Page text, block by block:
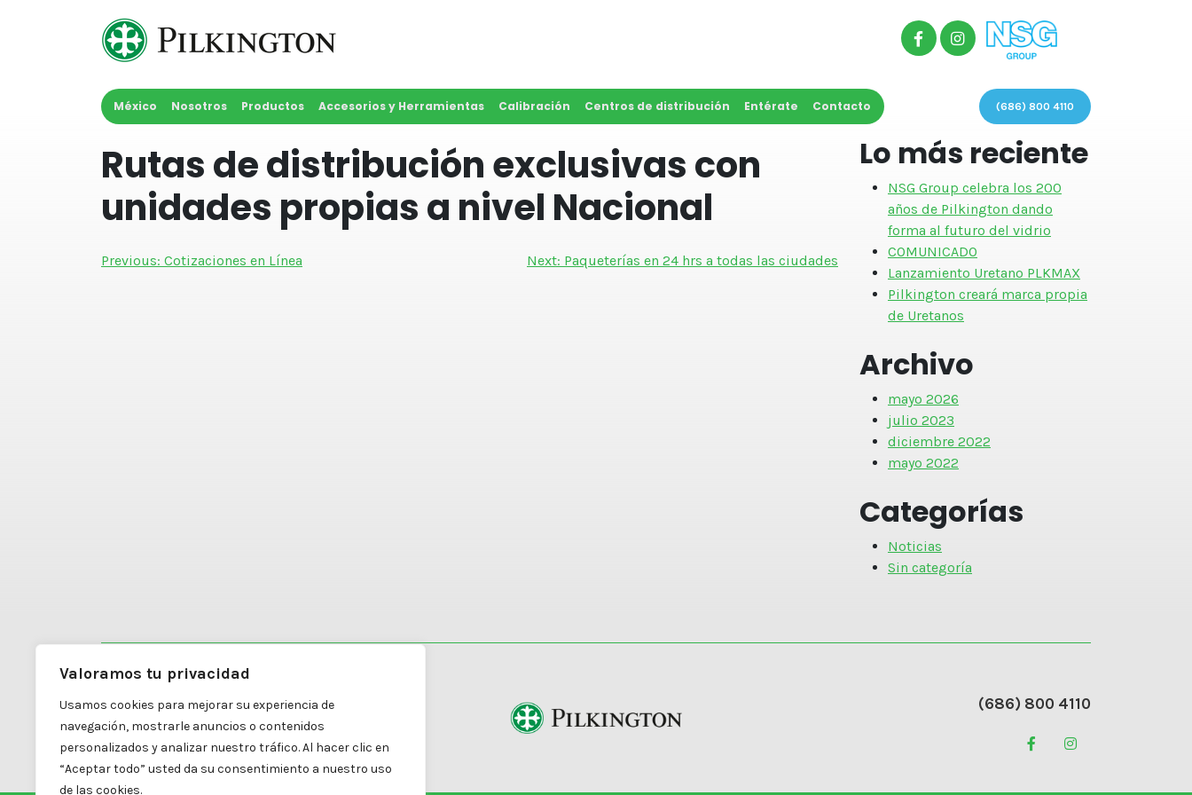
Valoramos tu privacidad
Usamos cookies para mejorar su experiencia de
navegación, mostrarle anuncios o contenidos
personalizados y analizar nuestro tráfico. Al hacer clic en
“Aceptar todo” usted da su consentimiento a nuestro uso
de las cookies.
México Nosotros Productos Accesorios y Herramientas Calibración Centros de distribución Entérate Contacto (686) 800 4110
Rutas de distribución exclusivas con
unidades propias a nivel Nacional
Navegación
Previous: Cotizaciones en Línea Next: Paqueterías en 24 hrs a todas las ciudades
Lo más reciente
NSG Group celebra los 200
años de Pilkington dando
forma al futuro del vidrio
COMUNICADO
Lanzamiento Uretano PLKMAX
Pilkington creará marca propia
de Uretanos
Archivo
mayo 2026
julio 2023
diciembre 2022
mayo 2022
Categorías
Noticias
Sin categoría
Colonia Diez División Dos
Mexicali, B.C. | C.P. 21395
(686) 800 4110